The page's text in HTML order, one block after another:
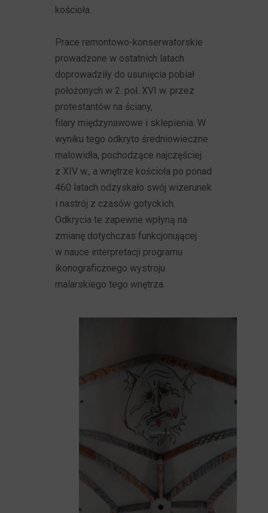
kościoła.
Prace remontowo-konserwatorskie
prowadzone w ostatnich latach
doprowadziły do usunięcia pobiał
położonych w 2. poł. XVI w. przez
protestantów na ściany,
filary międzynawowe i sklepienia. W
wyniku tego odkryto średniowieczne
malowidła, pochodzące najczęściej
z XIV w., a wnętrze kościoła po ponad
460 latach odzyskało swój wizerunek
i nastrój z czasów gotyckich.
Odkrycia te zapewne wpłyną na
zmianę dotychczas funkcjonującej
w nauce interpretacji programu
ikonograficznego wystroju
malarskiego tego wnętrza.